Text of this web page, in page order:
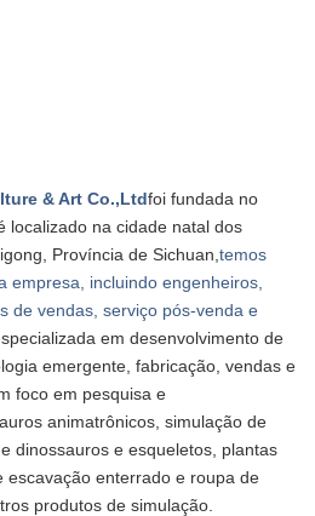
& Art Co.,Ltdfoi fundada no
localizado na cidade natal dos
Província de Sichuan, temos
empresa, incluindo engenheiros,
de vendas, serviço pós-venda e
em desenvolvimento de
emergente, fabricação, vendas e
foco em pesquisa e
animatrônicos, simulação de
dinossauros e esqueletos, plantas
escavação enterrado e roupa de
produtos de simulação.